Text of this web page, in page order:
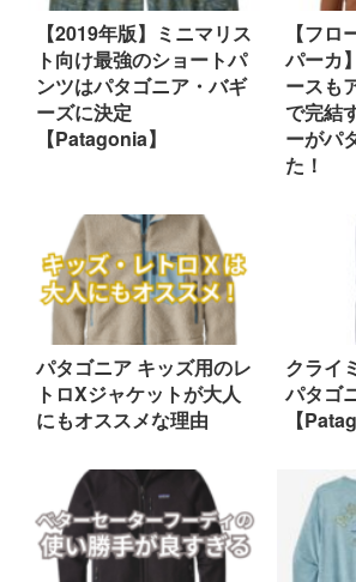
【2019年版】ミニマリス
ト向け最強のショートパ
ンツはパタゴニア・バギ
ーズに決定
【Patagonia】
【フロ
パーカ
ースも
で完結
ーがパ
た！
パタゴニア キッズ用のレ
トロXジャケットが大人
にもオススメな理由
クライ
パタゴ
【